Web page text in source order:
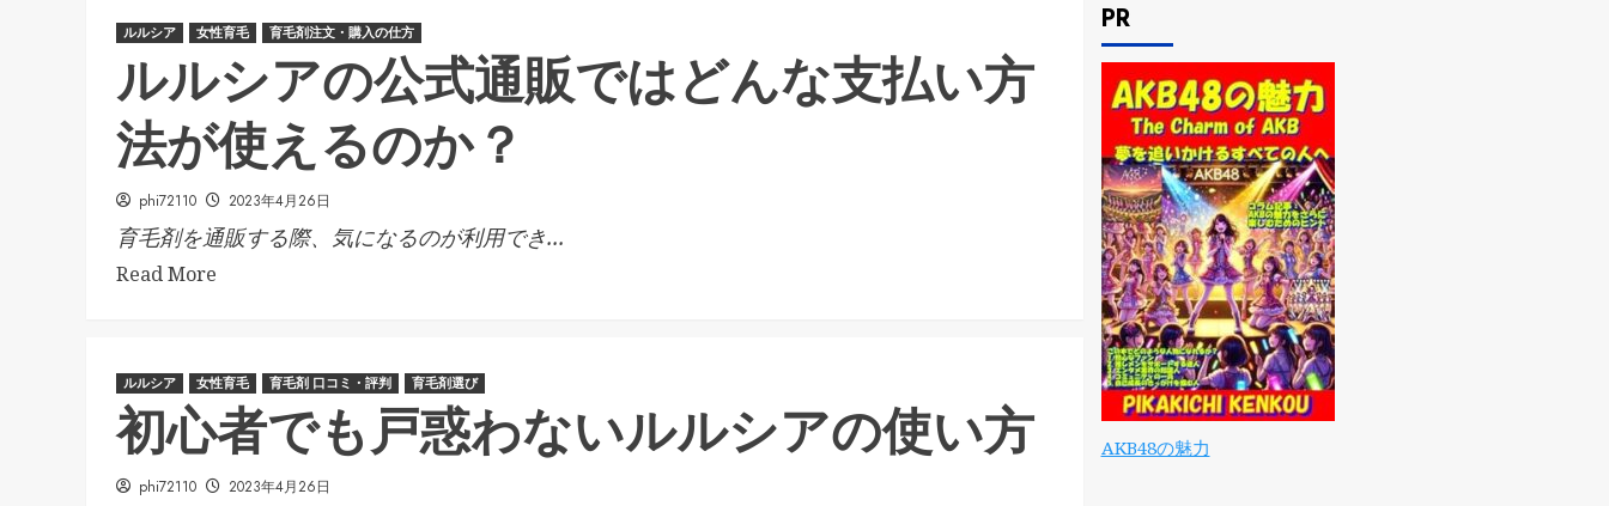
ルルシア 女性育毛 育毛剤注文・購入の仕方
ルルシアの公式通販ではどんな支払い方
法が使えるのか？
phi72110 2023年4月26日
育毛剤を通販する際、気になるのが利用でき...
Read More
ルルシア 女性育毛 育毛剤 口コミ・評判 育毛剤選び
初心者でも戸惑わないルルシアの使い方
phi72110 2023年4月26日
PR
AKB48の魅力